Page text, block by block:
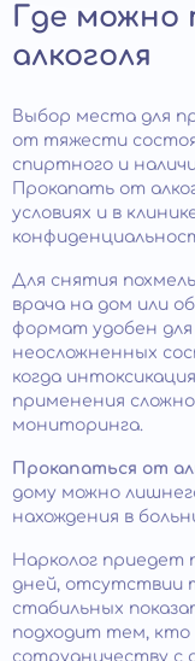
Где можно
алкоголя
Выбор места для
от тяжести
спиртного и
Прокапать от
условиях и в
Для снятия
врача на дом или
формат удобен
неосложненных
когда
применения
мониторинга.
Прокапаться от
дому можно
нахождения в
Нарколог приедет
дней, отсутствии
стабильных
подходит тем, кто
сотрудничеству с